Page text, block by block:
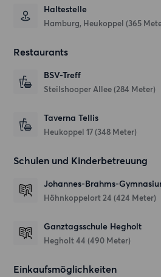
Haltestelle
Hamburg, Heukoppel (365
Restaurants
BSV-Treff
Steilshooper Allee (284 Meter)
Taverna Tellis
Heukoppel 17 (348 Meter)
Schulen und Kinderbetreuung
Johannes-Brahms-
Höhnkoppelort 24 (424 Meter)
Ganztagsschule Hegholt
Hegholt 44 (490 Meter)
Einkaufsmöglichkeiten